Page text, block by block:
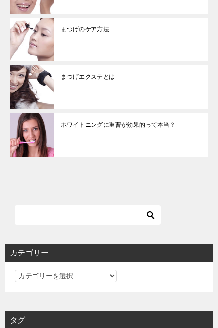
まつげのケア方法
まつげエクステとは
ホワイトニングに重曹が効果的って本当？
カテゴリー
カ
リ
ー
タグ